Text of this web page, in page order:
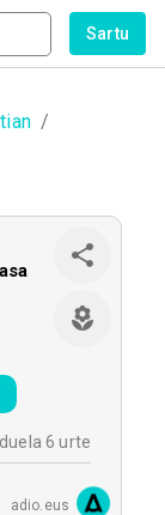
Sartu
/
duela 6 urte
adio.eus